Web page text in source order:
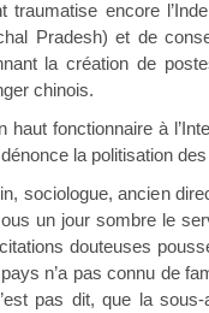
traumatise encore
Pradesh) et de
la création de
chinois.
à
la politisation
ancien
un jour sombre le
douteuses
n’a pas connu de
pas dit, que la